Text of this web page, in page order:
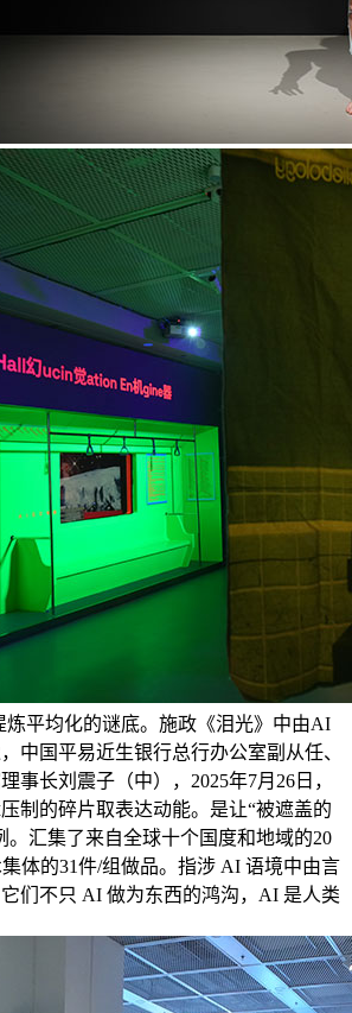
平均化的谜底。施政《泪光》中由AI
中国平易近生银行总行办公室副从任、
事长刘震子（中），2025年7月26日，
制的碎片取表达动能。是让“被遮盖的
。汇集了来自全球十个国度和地域的20
体的31件/组做品。指涉 AI 语境中由言
们不只 AI 做为东西的鸿沟，AI 是人类